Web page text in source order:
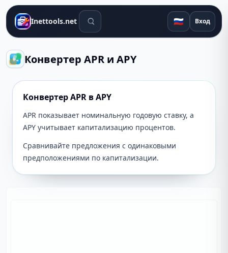
Inettools.net Поиск инструментов 🇷🇺 Вход
Конвертер APR и APY
Конвертер APR в APY
APR показывает номинальную годовую ставку, а
APY учитывает капитализацию процентов.
Сравнивайте предложения с одинаковыми
предположениями по капитализации.